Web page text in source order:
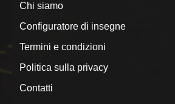
Chi siamo
Configuratore di insegne
Termini e condizioni
Politica sulla privacy
Contatti